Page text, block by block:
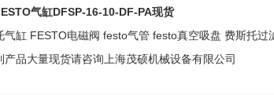
气缸DFSP-16-10-DF-PA现货
气缸 FESTO电磁阀 festo气管 festo真空吸盘 费斯托
产品大量现货请咨询上海茂硕机械设备有限公司